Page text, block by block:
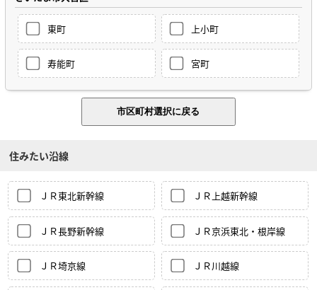
東町 上小町
寿能町 宮町
住みたい沿線
ＪＲ東北新幹線 ＪＲ上越新幹線
ＪＲ長野新幹線 ＪＲ京浜東北・根岸線
ＪＲ埼京線 ＪＲ川越線